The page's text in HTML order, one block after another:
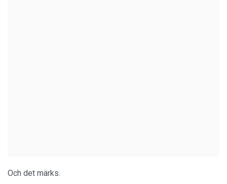
Och det märks.